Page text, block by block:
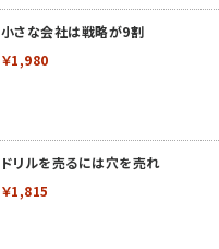
小さな会社は戦略が9割
￥1,980
ドリルを売るには穴を売れ
￥1,815